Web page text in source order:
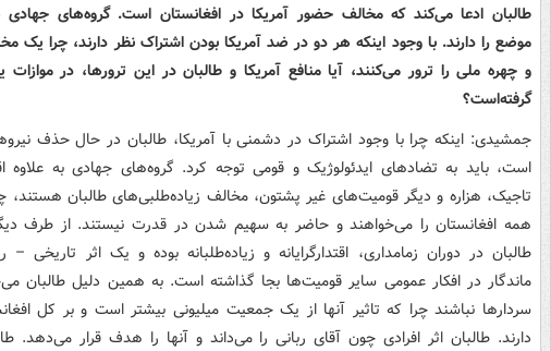
طالبان ادعا می‌کند که مخالف حضور آمریکا در افغانستان است. گروه‌های
موضع را دارند. با وجود اینکه هر دو در ضد آمریکا بودن اشتراک نظر دارند، چرا یک
و چهره ملی را ترور می‌کنند، آیا منافع آمریکا و طالبان در این ترورها، در موازات
گرفته‌است؟
جمشیدی: اینکه چرا با وجود اشتراک در دشمنی با آمریکا، طالبان در حال حذف
است، باید به تضادهای ایدئولوژیک و قومی توجه کرد. گروه‌های جهادی به علاوه
تاجیک، هزاره و دیگر قومیت‌های غیر پشتون، مخالف زیاده‌طلبی‌های طالبان هستند،
همه افغانستان را می‌خواهند و حاضر به سهیم شدن در قدرت نیستند. از طرف
طالبان در دوران زمامداری، اقتدارگرایانه و زیاده‌طلبانه بوده و یک اثر تاریخی –
ماندگار در افکار عمومی سایر قومیت‌ها بجا گذاشته است. به همین دلیل طالبان
سردارها نباشند چرا که تاثیر آنها از یک جمعیت میلیونی بیشتر است و بر کل
دارند. طالبان اثر افرادی چون آقای ربانی را می‌داند و آنها را هدف قرار می‌دهد.